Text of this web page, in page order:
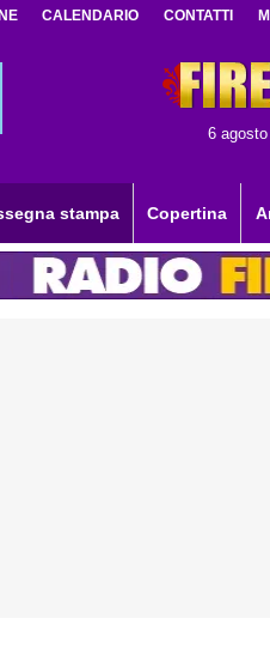
CALENDARIO CONTATTI
6
stampa Copertina